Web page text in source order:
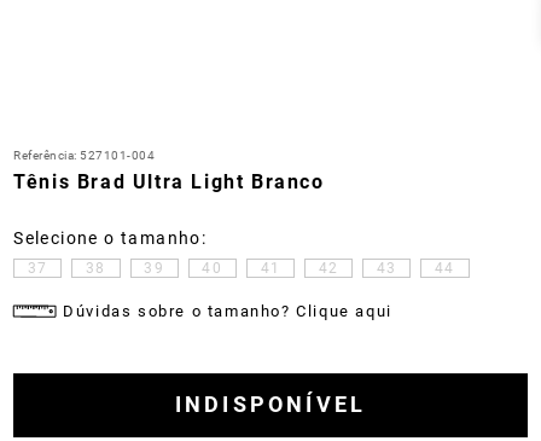
Referência: 527101-004
Tênis Brad Ultra Light Branco
37 38 39 40 41 42 43 44
Dúvidas sobre o tamanho? Clique aqui
INDISPONÍVEL